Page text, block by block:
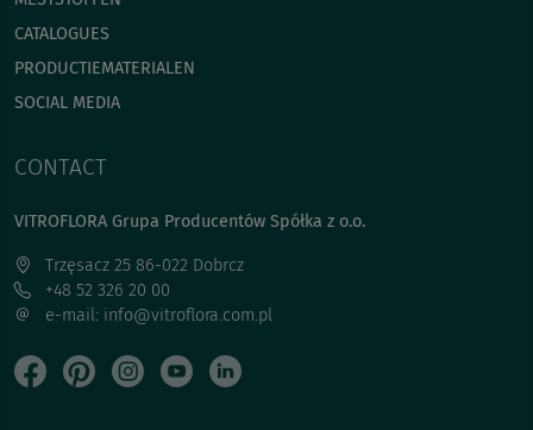
CATALOGUES
PRODUCTIEMATERIALEN
SOCIAL MEDIA
CONTACT
VITROFLORA Grupa Producentów Spółka z o.o.
Trzęsacz 25 86-022 Dobrcz
+48 52 326 20 00
e-mail: info@vitroflora.com.pl